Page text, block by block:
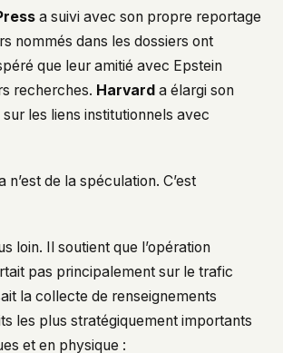
a suivi avec son propre reportage
nommés dans les dossiers ont
que leur amitié avec Epstein
recherches. Harvard a élargi son
les liens institutionnels avec
n’est de la spéculation. C’est
loin. Il soutient que l’opération
pas principalement sur le trafic
la collecte de renseignements
les plus stratégiquement importants
et en physique :